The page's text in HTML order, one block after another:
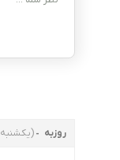
روزبه (یکشنبه 20 اسفند 1402 - 02:06)